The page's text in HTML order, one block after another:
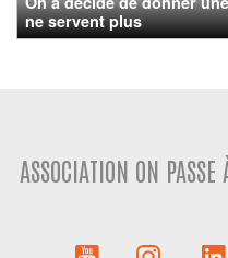
ne servent plus
ASSOCIATION ON PASSE